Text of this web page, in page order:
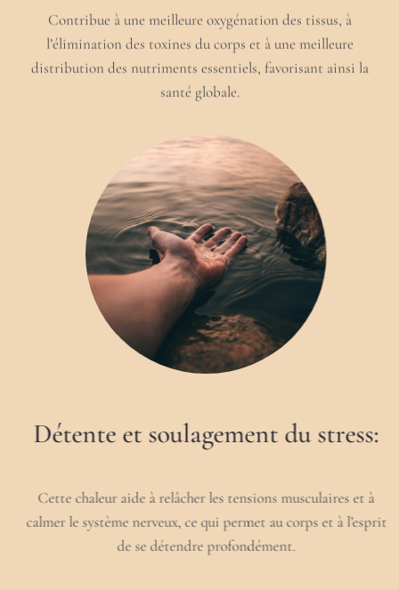
Contribue à une meilleure oxygénation des tissus, à
l’élimination des toxines du corps et à une meilleure
distribution des nutriments essentiels, favorisant ainsi la
santé globale.
Détente et soulagement du stress:
Cette chaleur aide à relâcher les tensions musculaires et à
calmer le système nerveux, ce qui permet au corps et à l’esprit
de se détendre profondément.